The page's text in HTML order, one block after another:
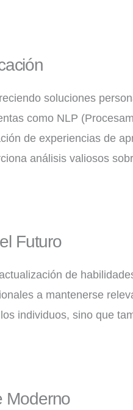
soluciones
como NLP
de experiencias de
análisis valiosos
Futuro
de
a mantenerse
individuos, sino que
Moderno